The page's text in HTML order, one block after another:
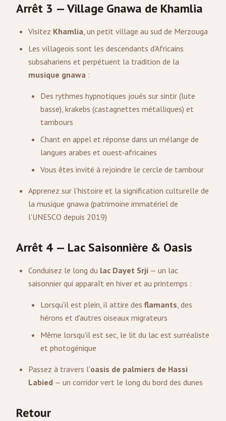
Arrêt 3 — Village Gnawa de Khamlia
Visitez Khamlia, un petit village au sud de Merzouga
Les villageois sont les descendants d'Africains
subsahariens et perpétuent la tradition de la
musique gnawa :
Des rythmes hypnotiques joués sur sintir (lute
basse), krakebs (castagnettes métalliques) et
tambours
Chant en appel et réponse dans un mélange de
langues arabes et ouest-africaines
Vous êtes invité à rejoindre le cercle de tambour
Apprenez sur l'histoire et la signification culturelle de
la musique gnawa (patrimoine immatériel de
l'UNESCO depuis 2019)
Arrêt 4 — Lac Saisonnière & Oasis
Conduisez le long du lac Dayet Srji — un lac
saisonnier qui apparaît en hiver et au printemps :
Lorsqu'il est plein, il attire des flamants, des
hérons et d'autres oiseaux migrateurs
Même lorsqu'il est sec, le lit du lac est surréaliste
et photogénique
Passez à travers l'oasis de palmiers de Hassi
Labied — un corridor vert le long du bord des dunes
Retour